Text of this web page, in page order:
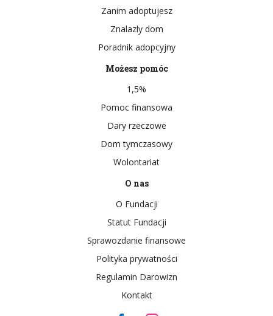
Zanim adoptujesz
Znalazly dom
Poradnik adopcyjny
Możesz pomóc
1,5%
Pomoc finansowa
Dary rzeczowe
Dom tymczasowy
Wolontariat
O nas
O Fundacji
Statut Fundacji
Sprawozdanie finansowe
Polityka prywatności
Regulamin Darowizn
Kontakt